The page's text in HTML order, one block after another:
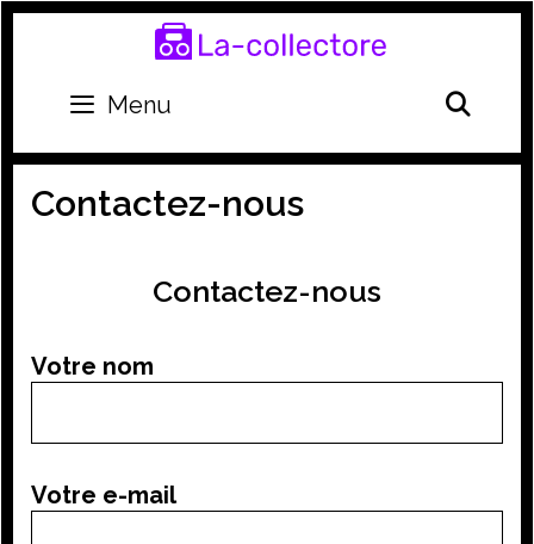
content
Menu
Contactez-nous
Contactez-nous
Votre nom
Votre e-mail